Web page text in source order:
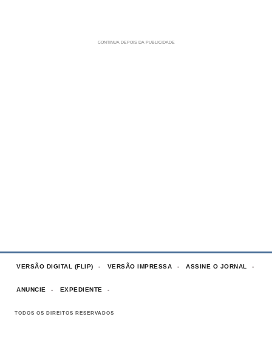
VERSÃO DIGITAL (FLIP) VERSÃO IMPRESSA ASSINE O JORNAL
ANUNCIE EXPEDIENTE
TODOS OS DIREITOS RESERVADOS